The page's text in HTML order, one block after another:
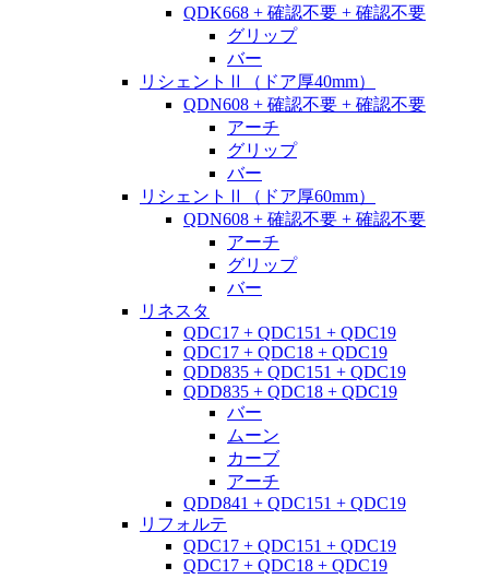
QDK668 + 確認不要 + 確認不要
グリップ
バー
リシェントⅡ（ドア厚40mm）
QDN608 + 確認不要 + 確認不要
アーチ
グリップ
バー
リシェントⅡ（ドア厚60mm）
QDN608 + 確認不要 + 確認不要
アーチ
グリップ
バー
リネスタ
QDC17 + QDC151 + QDC19
QDC17 + QDC18 + QDC19
QDD835 + QDC151 + QDC19
QDD835 + QDC18 + QDC19
バー
ムーン
カーブ
アーチ
QDD841 + QDC151 + QDC19
リフォルテ
QDC17 + QDC151 + QDC19
QDC17 + QDC18 + QDC19